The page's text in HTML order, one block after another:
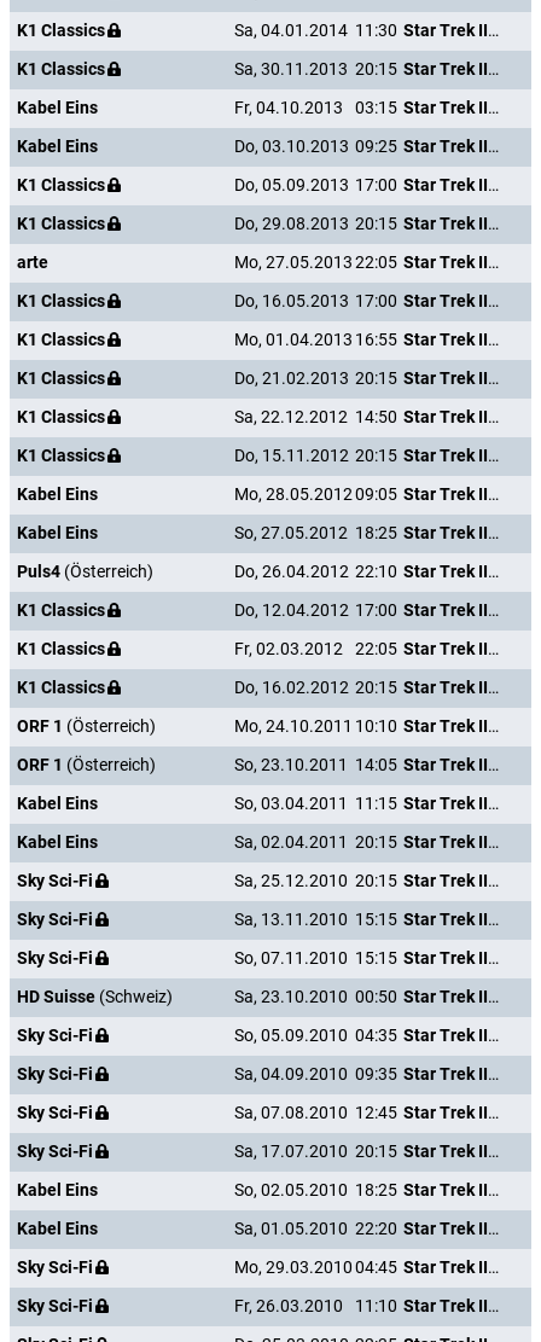
K1 Classics
Sa, 04.01.2014 11:30
Star Trek III - Auf der Suche nach Mr. Spock
K1 Classics
Sa, 30.11.2013 20:15
Star Trek III - Auf der Suche nach Mr. Spock
Kabel Eins
Fr, 04.10.2013 03:15
Star Trek III - Auf der Suche nach Mr. Spock
Kabel Eins
Do, 03.10.2013 09:25
Star Trek III - Auf der Suche nach Mr. Spock
K1 Classics
Do, 05.09.2013 17:00
Star Trek III - Auf der Suche nach Mr. Spock
K1 Classics
Do, 29.08.2013 20:15
Star Trek III - Auf der Suche nach Mr. Spock
arte
Mo, 27.05.201322:05
Star Trek III - Auf der Suche nach Mr. Spock
K1 Classics
Do, 16.05.2013 17:00
Star Trek III - Auf der Suche nach Mr. Spock
K1 Classics
Mo, 01.04.2013 16:55
Star Trek III - Auf der Suche nach Mr. Spock
K1 Classics
Do, 21.02.2013 20:15
Star Trek III - Auf der Suche nach Mr. Spock
K1 Classics
Sa, 22.12.2012 14:50
Star Trek III - Auf der Suche nach Mr. Spock
K1 Classics
Do, 15.11.2012 20:15
Star Trek III - Auf der Suche nach Mr. Spock
Kabel Eins
Mo, 28.05.201209:05
Star Trek III - Auf der Suche nach Mr. Spock
Kabel Eins
So, 27.05.2012 18:25
Star Trek III - Auf der Suche nach Mr. Spock
Puls4 (Österreich) Do, 26.04.2012 22:10
Star Trek III - Auf der Suche nach Mr. Spock
K1 Classics
Do, 12.04.2012 17:00
Star Trek III - Auf der Suche nach Mr. Spock
K1 Classics
Fr, 02.03.2012 22:05
Star Trek III - Auf der Suche nach Mr. Spock
K1 Classics
Do, 16.02.2012 20:15
Star Trek III - Auf der Suche nach Mr. Spock
ORF 1 (Österreich) Mo, 24.10.2011 10:10
Star Trek III - Auf der Suche nach Mr. Spock
ORF 1 (Österreich) So, 23.10.2011 14:05
Star Trek III - Auf der Suche nach Mr. Spock
Kabel Eins
So, 03.04.2011 11:15
Star Trek III - Auf der Suche nach Mr. Spock
Kabel Eins
Sa, 02.04.2011 20:15
Star Trek III - Auf der Suche nach Mr. Spock
Sky Sci-Fi
Sa, 25.12.2010 20:15
Star Trek III - Auf der Suche nach Mr. Spock
Sky Sci-Fi
Sa, 13.11.2010 15:15
Star Trek III - Auf der Suche nach Mr. Spock
Sky Sci-Fi
So, 07.11.2010 15:15
Star Trek III - Auf der Suche nach Mr. Spock
HD Suisse (Schweiz) Sa, 23.10.2010 00:50
Star Trek III - Auf der Suche nach Mr. Spock
Sky Sci-Fi
So, 05.09.2010 04:35
Star Trek III - Auf der Suche nach Mr. Spock
Sky Sci-Fi
Sa, 04.09.2010 09:35
Star Trek III - Auf der Suche nach Mr. Spock
Sky Sci-Fi
Sa, 07.08.2010 12:45
Star Trek III - Auf der Suche nach Mr. Spock
Sky Sci-Fi
Sa, 17.07.2010 20:15
Star Trek III - Auf der Suche nach Mr. Spock
Kabel Eins
So, 02.05.2010 18:25
Star Trek III - Auf der Suche nach Mr. Spock
Kabel Eins
Sa, 01.05.2010 22:20
Star Trek III - Auf der Suche nach Mr. Spock
Sky Sci-Fi
Mo, 29.03.201004:45
Star Trek III - Auf der Suche nach Mr. Spock
Sky Sci-Fi
Fr, 26.03.2010 11:10
Star Trek III - Auf der Suche nach Mr. Spock